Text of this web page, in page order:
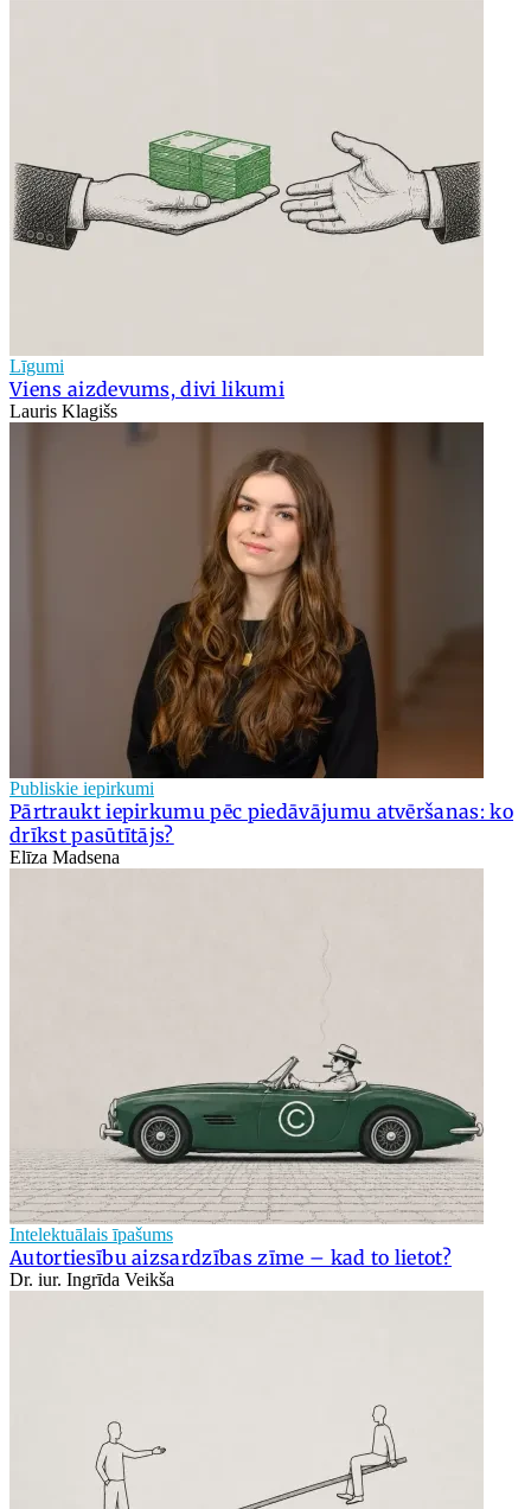
Līgumi
Viens aizdevums, divi likumi
Lauris Klagišs
Publiskie iepirkumi
Pārtraukt iepirkumu pēc piedāvājumu atvēršanas: ko
drīkst pasūtītājs?
Elīza Madsena
Intelektuālais īpašums
Autortiesību aizsardzības zīme – kad to lietot?
Dr. iur. Ingrīda Veikša